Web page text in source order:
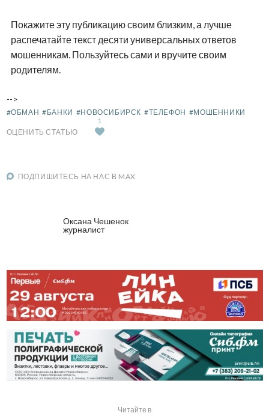
Покажите эту публикацию своим близким, а лучше
распечатайте текст десяти универсальных ответов
мошенникам. Пользуйтесь сами и вручите своим
родителям.
-->
#ОБМАН #БАНКИ #НОВОСИБИРСК #ТЕЛЕФОН #МОШЕННИКИ
ОЦЕНИТЬ СТАТЬЮ
1
ПОДПИШИТЕСЬ НА НАС В MAX
Оксана Чешенок
журналист
Читайте в